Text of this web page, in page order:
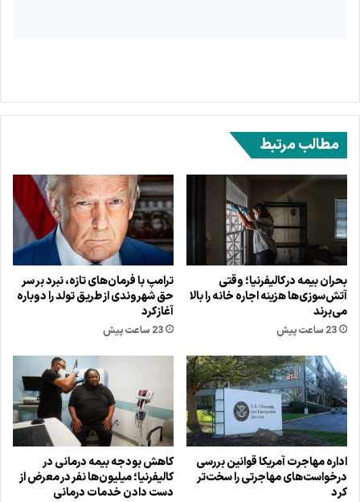
مطالب مرتبط
بحران بیمه در کالیفرنیا؛ وقتی
آتش‌سوزی‌ها هزینه اجاره خانه را بالا
می‌برند
23 ساعت پیش
ترامپ با فرمان‌های تازه، نبرد بر سر
حق شهروندی از طریق تولد را دوباره
آغاز کرد
23 ساعت پیش
اداره مهاجرت آمریکا قوانین بررسی
درخواست‌های مهاجرتی را سخت‌تر
کرد
کاهش بودجه بیمه درمانی در
کالیفرنیا؛ میلیون‌ها نفر در معرض از
دست دادن خدمات درمانی